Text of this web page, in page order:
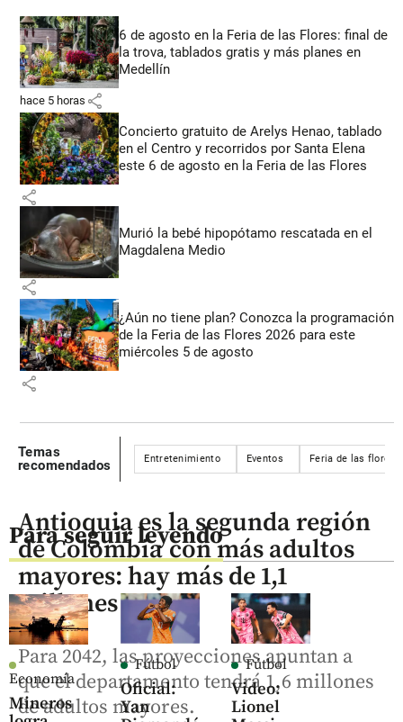
6 de agosto en la Feria de las Flores: final de
la trova, tablados gratis y más planes en
Medellín
hace 5 horas share
Concierto gratuito de Arelys Henao, tablado
en el Centro y recorridos por Santa Elena
este 6 de agosto en la Feria de las Flores
share
Murió la bebé hipopótamo rescatada en el
Magdalena Medio
share
¿Aún no tiene plan? Conozca la programación
de la Feria de las Flores 2026 para este
miércoles 5 de agosto
share
Temas
recomendados
Entretenimiento Eventos Feria de las flores
Para seguir leyendo
Economía
Mineros
Fútbol
Oficial:
Yan
Fútbol
Video:
Lionel
Antioquia es la segunda región
de Colombia con más adultos
mayores: hay más de 1,1
millones
Para 2042, las proyecciones apuntan a
que el departamento tendrá 1,6 millones
de adultos mayores.